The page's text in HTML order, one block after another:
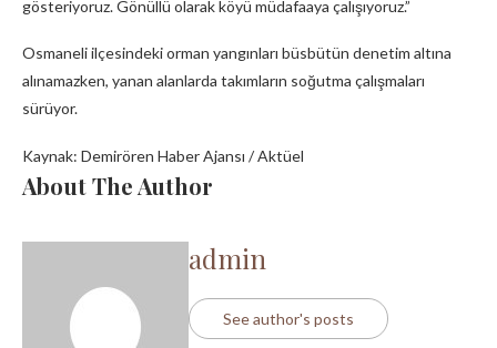
gösteriyoruz. Gönüllü olarak köyü müdafaaya çalışıyoruz.”
Osmaneli ilçesindeki orman yangınları büsbütün denetim altına
alınamazken, yanan alanlarda takımların soğutma çalışmaları
sürüyor.
Kaynak: Demirören Haber Ajansı / Aktüel
About The Author
admin
See author's posts